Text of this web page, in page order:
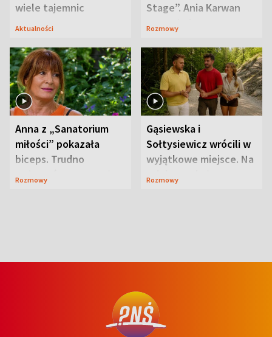
wiele tajemnic
Aktualności
Stage”. Ania Karwan
zapowiada
Rozmowy
Anna z „Sanatorium
miłości” pokazała
biceps. Trudno
uwierzyć, co przeszła
Rozmowy
Gąsiewska i
Sołtysiewicz wrócili w
wyjątkowe miejsce. Na
szlaku czekał
Rozmowy